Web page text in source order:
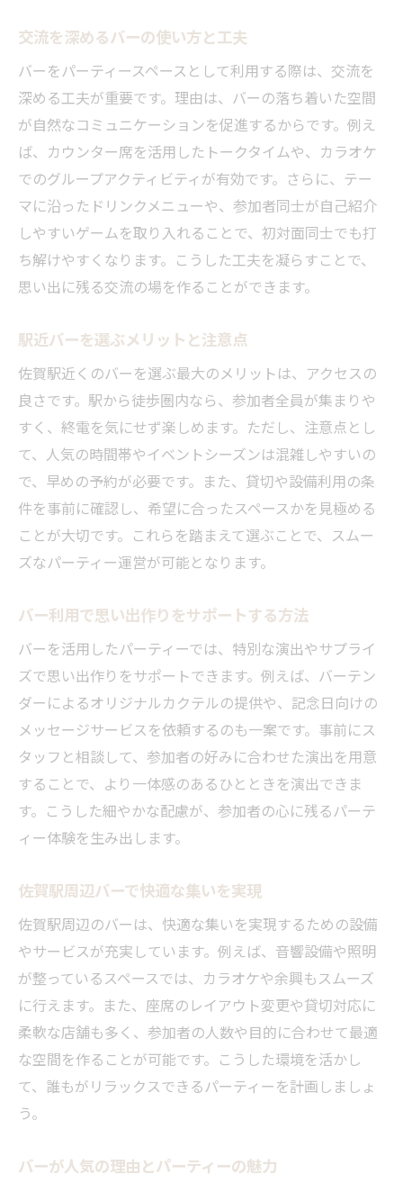
貸切バーでプライベート感を味わうコツ
貸切対応バー選びで満足度アップを狙う
バーで叶える特別なイベント体験の魅力
レント利用で佐賀駅周辺の会場を探すコツ
レント活用でバー併設スペースを探す秘訣
佐賀駅近くで人気のレントバーの選び方
バー付きスペースをレントで予約する流れ
レントサービスで理想のバー会場を比較
バー会場レント時のポイントと注意点
カラオケ対応のバーで充実した時間を満喫
カラオケ設備充実のバーで盛り上がる方法
バーとカラオケの組み合わせで楽しさ倍増
佐賀駅周辺バーでカラオケを満喫するコツ
カラオケ対応バーの選び方と活用ポイント
バーでカラオケイベントを成功させる秘訣
カラオケ付きバーで思い出深い時間を演出
佐賀駅エリアで交流を深める秘訣とは
パーティースペース利用で交流促進を図る
バーで仲間と親睦を深める楽しみ方
交流が広がるバーの雰囲気と工夫
初対面でも安心なバー活用の心得
佐賀駅周辺バーで交流を深めるコツ
パーティールームとバーの違いを徹底比較
パーティールームとバーの特徴と違い
バー併設会場のメリットを徹底解説
験
バー利用の利便性とパーティールーム比較
雰囲気・設備でみるバーとパーティースペ
ース
バーならではの集まりとパーティールーム
の差
思い出に残る集いを実現するための工夫
バー利用で思い出深い集まりを演出する方
交流を深めるバーの使い方と工夫
バーをパーティースペースとして利用する際は、交流を
深める工夫が重要です。理由は、バーの落ち着いた空間
が自然なコミュニケーションを促進するからです。例え
ば、カウンター席を活用したトークタイムや、カラオケ
でのグループアクティビティが有効です。さらに、テー
マに沿ったドリンクメニューや、参加者同士が自己紹介
しやすいゲームを取り入れることで、初対面同士でも打
ち解けやすくなります。こうした工夫を凝らすことで、
思い出に残る交流の場を作ることができます。
駅近バーを選ぶメリットと注意点
佐賀駅近くのバーを選ぶ最大のメリットは、アクセスの
良さです。駅から徒歩圏内なら、参加者全員が集まりや
すく、終電を気にせず楽しめます。ただし、注意点とし
て、人気の時間帯やイベントシーズンは混雑しやすいの
で、早めの予約が必要です。また、貸切や設備利用の条
件を事前に確認し、希望に合ったスペースかを見極める
ことが大切です。これらを踏まえて選ぶことで、スムー
ズなパーティー運営が可能となります。
バー利用で思い出作りをサポートする方法
バーを活用したパーティーでは、特別な演出やサプライ
ズで思い出作りをサポートできます。例えば、バーテン
ダーによるオリジナルカクテルの提供や、記念日向けの
メッセージサービスを依頼するのも一案です。事前にス
タッフと相談して、参加者の好みに合わせた演出を用意
することで、より一体感のあるひとときを演出できま
す。こうした細やかな配慮が、参加者の心に残るパーテ
ィー体験を生み出します。
佐賀駅周辺バーで快適な集いを実現
佐賀駅周辺のバーは、快適な集いを実現するための設備
やサービスが充実しています。例えば、音響設備や照明
が整っているスペースでは、カラオケや余興もスムーズ
に行えます。また、座席のレイアウト変更や貸切対応に
柔軟な店舗も多く、参加者の人数や目的に合わせて最適
な空間を作ることが可能です。こうした環境を活かし
て、誰もがリラックスできるパーティーを計画しましょ
う。
バーが人気の理由とパーティーの魅力